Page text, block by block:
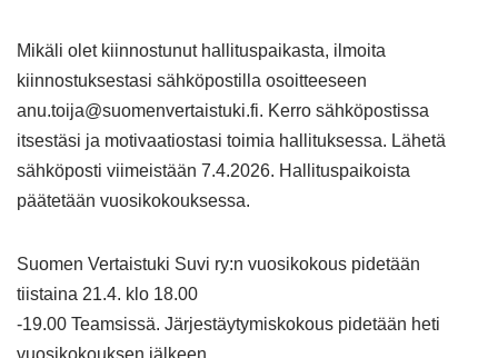
Mikäli olet kiinnostunut hallituspaikasta, ilmoita
kiinnostuksestasi sähköpostilla osoitteeseen
anu.toija@suomenvertaistuki.fi. Kerro sähköpostissa
itsestäsi ja motivaatiostasi toimia hallituksessa. Lähetä
sähköposti viimeistään 7.4.2026. Hallituspaikoista
päätetään vuosikokouksessa.
Suomen Vertaistuki Suvi ry:n vuosikokous pidetään
tiistaina 21.4. klo 18.00
-19.00 Teamsissä. Järjestäytymiskokous pidetään heti
vuosikokouksen jälkeen.